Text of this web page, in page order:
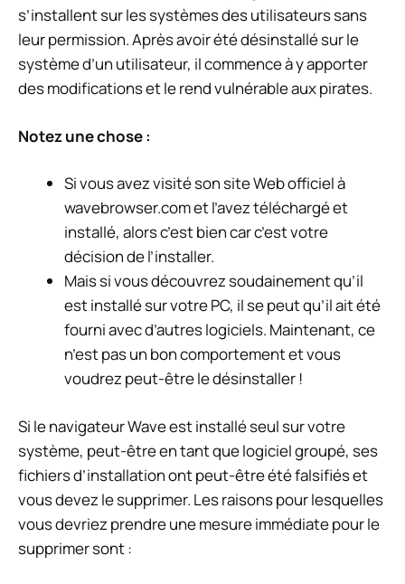
s’installent sur les systèmes des utilisateurs sans
leur permission. Après avoir été désinstallé sur le
système d’un utilisateur, il commence à y apporter
des modifications et le rend vulnérable aux pirates.
Notez une chose :
Si vous avez visité son site Web officiel à
wavebrowser.com et l’avez téléchargé et
installé, alors c’est bien car c’est votre
décision de l’installer.
Mais si vous découvrez soudainement qu’il
est installé sur votre PC, il se peut qu’il ait été
fourni avec d’autres logiciels. Maintenant, ce
n’est pas un bon comportement et vous
voudrez peut-être le désinstaller !
Si le navigateur Wave est installé seul sur votre
système, peut-être en tant que logiciel groupé, ses
fichiers d’installation ont peut-être été falsifiés et
vous devez le supprimer. Les raisons pour lesquelles
vous devriez prendre une mesure immédiate pour le
supprimer sont :